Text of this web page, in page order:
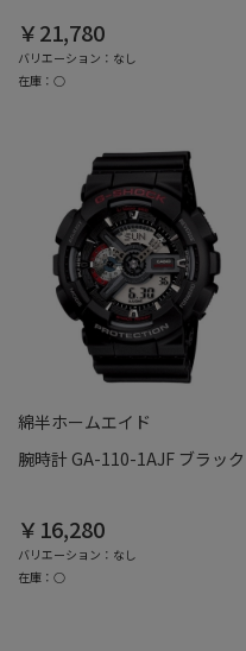
￥21,780
バリエーション：なし
在庫：○
綿半ホームエイド
腕時計 GA-110-1AJF ブラック
￥16,280
バリエーション：なし
在庫：○